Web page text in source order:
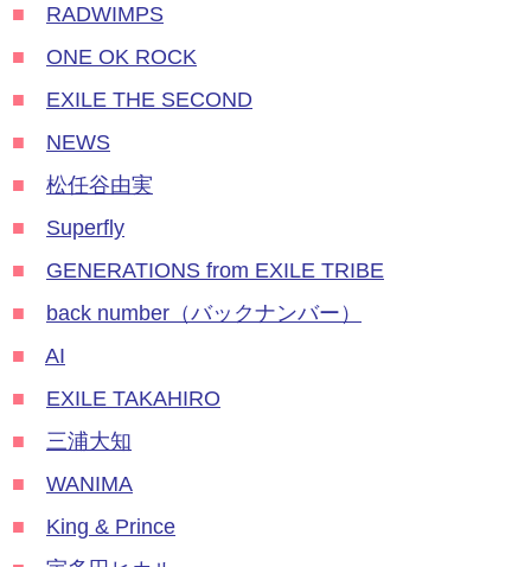
■
RADWIMPS
■
ONE OK ROCK
■
EXILE THE SECOND
■
NEWS
■
松任谷由実
■
Superfly
■
GENERATIONS from EXILE TRIBE
■
back number（バックナンバー）
■
AI
■
EXILE TAKAHIRO
■
三浦大知
■
WANIMA
■
King & Prince